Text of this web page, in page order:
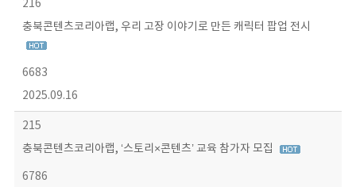
216
충북콘텐츠코리아랩, 우리 고장 이야기로 만든 캐릭터 팝업 전시
6683
2025.09.16
215
충북콘텐츠코리아랩, ‘스토리×콘텐츠’ 교육 참가자 모집
6786